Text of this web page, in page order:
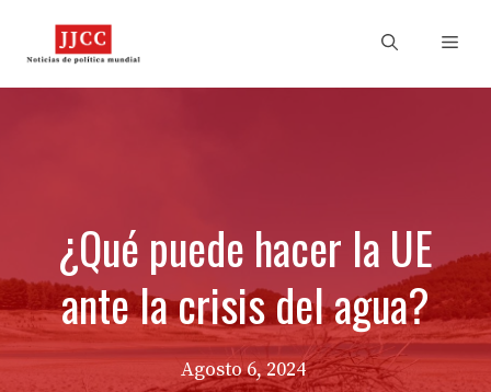
¿Qué puede hacer la UE
ante la crisis del agua?
Agosto 6, 2024